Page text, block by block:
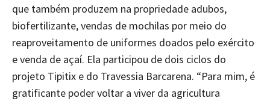
que também produzem na propriedade adubos,
biofertilizante, vendas de mochilas por meio do
reaproveitamento de uniformes doados pelo exército
e venda de açaí. Ela participou de dois ciclos do
projeto Tipitix e do Travessia Barcarena. “Para mim, é
gratificante poder voltar a viver da agricultura